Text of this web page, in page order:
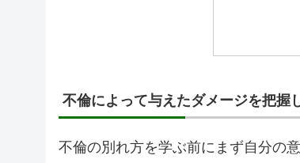
不倫によって与えたダメージを把握
不倫の別れ方を学ぶ前にまず自分の